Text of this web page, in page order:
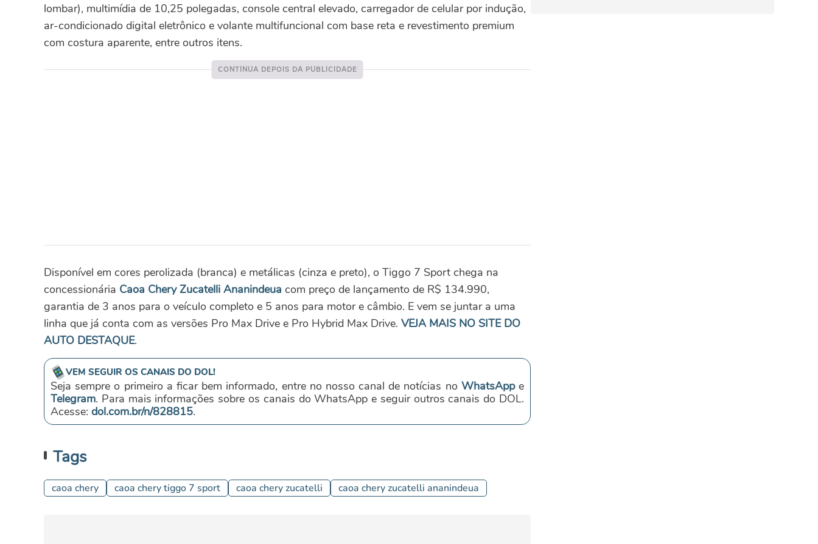
lombar), multimídia de 10,25 polegadas, console central elevado, carregador de celular por indução,
ar-condicionado digital eletrônico e volante multifuncional com base reta e revestimento premium
com costura aparente, entre outros itens.
Disponível em cores perolizada (branca) e metálicas (cinza e preto), o Tiggo 7 Sport chega na
concessionária Caoa Chery Zucatelli Ananindeua com preço de lançamento de R$ 134.990,
garantia de 3 anos para o veículo completo e 5 anos para motor e câmbio. E vem se juntar a uma
linha que já conta com as versões Pro Max Drive e Pro Hybrid Max Drive. VEJA MAIS NO SITE DO
AUTO DESTAQUE.
VEM SEGUIR OS CANAIS DO DOL!
Seja sempre o primeiro a ficar bem informado, entre no nosso canal de notícias no WhatsAppe
Telegram. Para mais informações sobre os canais do WhatsApp e seguir outros canais do DOL.
Acesse: dol.com.br/n/828815.
Tags
caoa chery caoa chery tiggo 7 sport caoa chery zucatelli caoa chery zucatelli ananindeua